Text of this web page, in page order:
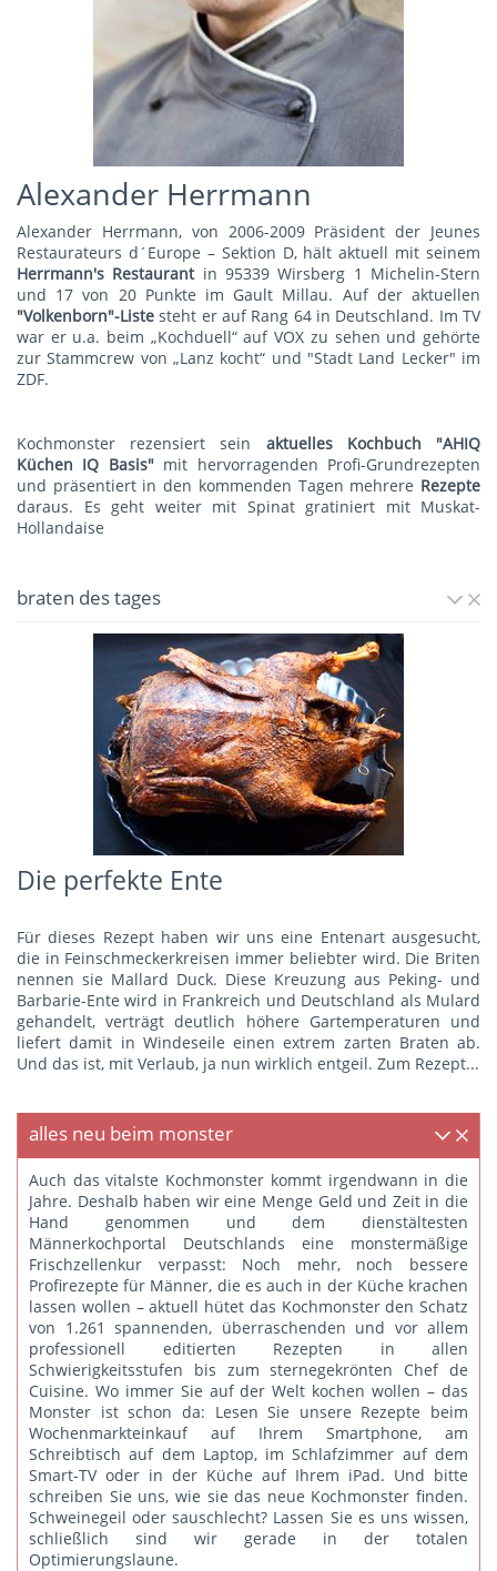
Alexander Herrmann
Alexander Herrmann, von 2006-2009 Präsident der Jeunes
Restaurateurs d´Europe – Sektion D, hält aktuell mit seinem
Herrmann's Restaurant in 95339 Wirsberg 1 Michelin-Stern
und 17 von 20 Punkte im Gault Millau. Auf der aktuellen
"Volkenborn"-Liste steht er auf Rang 64 in Deutschland. Im TV
war er u.a. beim „Kochduell“ auf VOX zu sehen und gehörte
zur Stammcrew von „Lanz kocht“ und "Stadt Land Lecker" im
ZDF.
Kochmonster rezensiert sein aktuelles Kochbuch "AHIQ
Küchen IQ Basis" mit hervorragenden Profi-Grundrezepten
und präsentiert in den kommenden Tagen mehrere Rezepte
daraus. Es geht weiter mit Spinat gratiniert mit Muskat-
Hollandaise
braten des tages
Die perfekte Ente
Für dieses Rezept haben wir uns eine Entenart ausgesucht,
die in Feinschmeckerkreisen immer beliebter wird. Die Briten
nennen sie Mallard Duck. Diese Kreuzung aus Peking- und
Barbarie-Ente wird in Frankreich und Deutschland als Mulard
gehandelt, verträgt deutlich höhere Gartemperaturen und
liefert damit in Windeseile einen extrem zarten Braten ab.
Und das ist, mit Verlaub, ja nun wirklich entgeil. Zum Rezept...
alles neu beim monster
Auch das vitalste Kochmonster kommt irgendwann in die
Jahre. Deshalb haben wir eine Menge Geld und Zeit in die
Hand genommen und dem dienstältesten
Männerkochportal Deutschlands eine monstermäßige
Frischzellenkur verpasst: Noch mehr, noch bessere
Profirezepte für Männer, die es auch in der Küche krachen
lassen wollen – aktuell hütet das Kochmonster den Schatz
von 1.261 spannenden, überraschenden und vor allem
professionell editierten Rezepten in allen
Schwierigkeitsstufen bis zum sternegekrönten Chef de
Cuisine. Wo immer Sie auf der Welt kochen wollen – das
Monster ist schon da: Lesen Sie unsere Rezepte beim
Wochenmarkteinkauf auf Ihrem Smartphone, am
Schreibtisch auf dem Laptop, im Schlafzimmer auf dem
Smart-TV oder in der Küche auf Ihrem iPad. Und bitte
schreiben Sie uns, wie sie das neue Kochmonster finden.
Schweinegeil oder sauschlecht? Lassen Sie es uns wissen,
schließlich sind wir gerade in der totalen
Optimierungslaune.